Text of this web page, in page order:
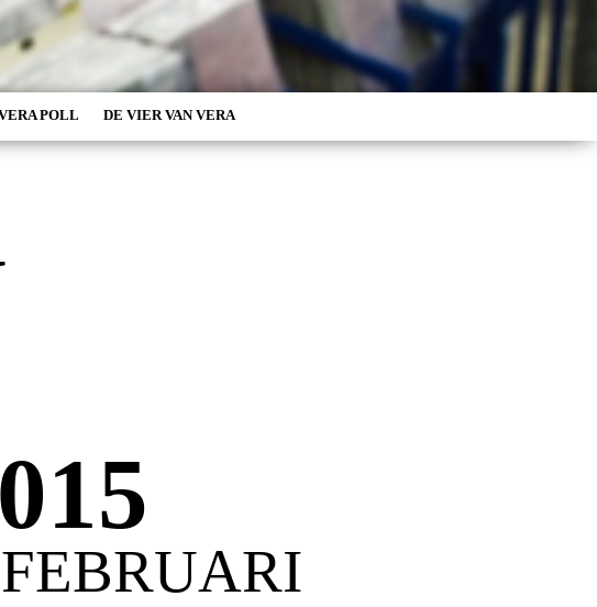
POLL DE VIER VAN VERA